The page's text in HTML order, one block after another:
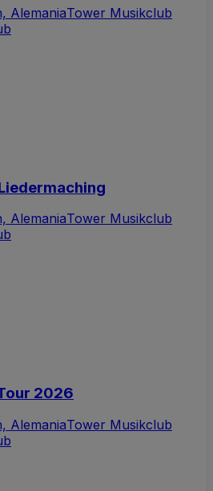
AlemaniaTower Musikclub
AlemaniaTower Musikclub
2026
AlemaniaTower Musikclub